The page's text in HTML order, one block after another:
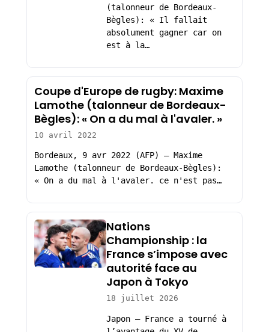
(talonneur de Bordeaux-
Bègles): « Il fallait
absolument gagner car on
est à la…
Coupe d'Europe de rugby: Maxime
Lamothe (talonneur de Bordeaux-
Bègles): « On a du mal à l'avaler. »
10 avril 2022
Bordeaux, 9 avr 2022 (AFP) – Maxime
Lamothe (talonneur de Bordeaux-Bègles):
« On a du mal à l'avaler. ce n'est pas…
Nations
Championship : la
France s’impose avec
autorité face au
Japon à Tokyo
18 juillet 2026
Japon – France a tourné à